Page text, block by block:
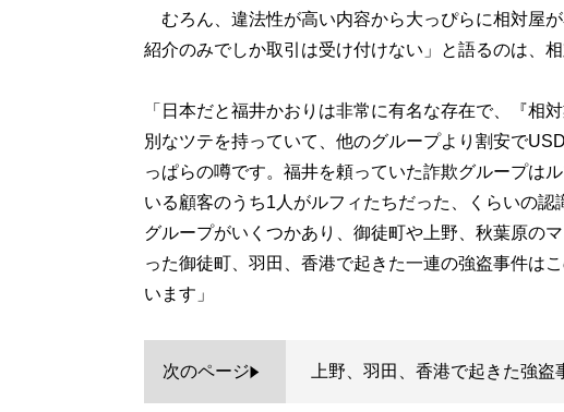
むろん、違法性が高い内容から大っぴらに相対屋
紹介のみでしか取引は受け付けない」と語るのは、
「日本だと福井かおりは非常に有名な存在で、『相
別なツテを持っていて、他のグループより割安で
っぱらの噂です。福井を頼っていた詐欺グループは
いる顧客のうち1人がルフィたちだった、くらいの
グループがいくつかあり、御徒町や上野、秋葉原の
った御徒町、羽田、香港で起きた一連の強盗事件は
います」
次のページ 上野、羽田、香港で起きた強